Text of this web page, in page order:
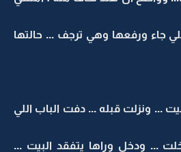
جاء ورفعها وهي ترجف ... حالتها
... ونزلت قبله ... دفت الباب اللي
... ودخل وراها يتفقد البيت ...